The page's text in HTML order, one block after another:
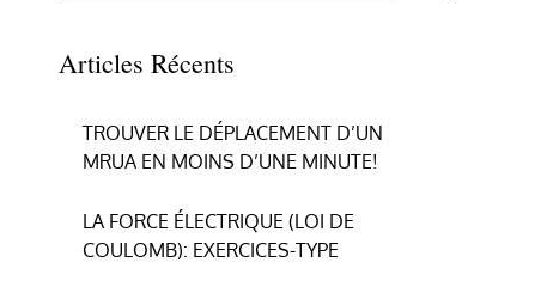
Articles Récents
TROUVER LE DÉPLACEMENT D’UN
MRUA EN MOINS D’UNE MINUTE!
LA FORCE ÉLECTRIQUE (LOI DE
COULOMB): EXERCICES-TYPE